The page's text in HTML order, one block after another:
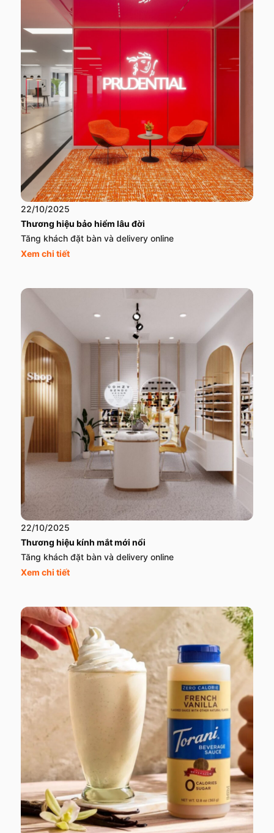
22/10/2025
Thương hiệu bảo hiểm lâu đời
Tăng khách đặt bàn và delivery online
Xem chi tiết
22/10/2025
Thương hiệu kính mắt mới nổi
Tăng khách đặt bàn và delivery online
Xem chi tiết